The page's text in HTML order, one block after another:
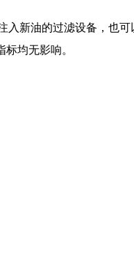
新油的过滤设备，也
标均无影响。